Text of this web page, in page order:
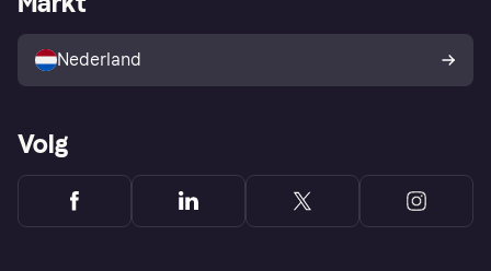
Kopersbescherming voor
consumenten
Nederland
Volg